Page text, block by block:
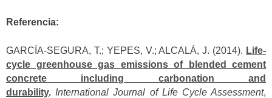
Referencia:
GARCÍA-SEGURA, T.; YEPES, V.; ALCALÁ, J. (2014). Life-
cycle greenhouse gas emissions of blended cement
concrete including carbonation and
durability. International Journal of Life Cycle Assessment,